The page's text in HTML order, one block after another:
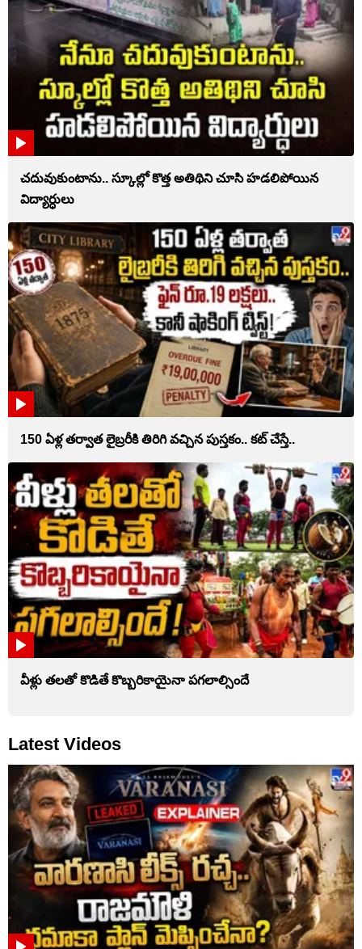
చదువుకుంటాను.. స్కూల్లో కొత్త అతిథిని చూసి హడలిపోయిన
విద్యార్ధులు
150 ఏళ్ల తర్వాత లైబ్రరీకి తిరిగి వచ్చిన పుస్తకం.. కట్ చేస్తే..
వీళ్లు తలతో కొడితే కొబ్బరికాయైనా పగలాల్సిందే
Latest Videos